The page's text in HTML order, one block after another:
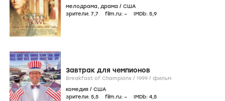
мелодрама, драма / США
зрители: 7,7 film.ru: – IMDb: 5,9
Завтрак для чемпионов
Breakfast of Champions / 1999 / фильм
комедия / США
зрители: 5,5 film.ru: – IMDb: 4,5